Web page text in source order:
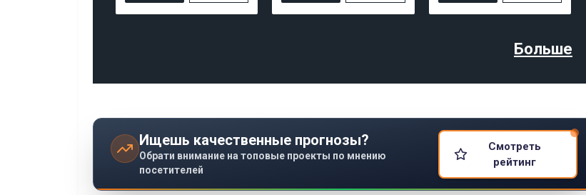
Больше
Ищешь качественные прогнозы?
Обрати внимание на топовые проекты по мнению
посетителей
Смотреть
рейтинг